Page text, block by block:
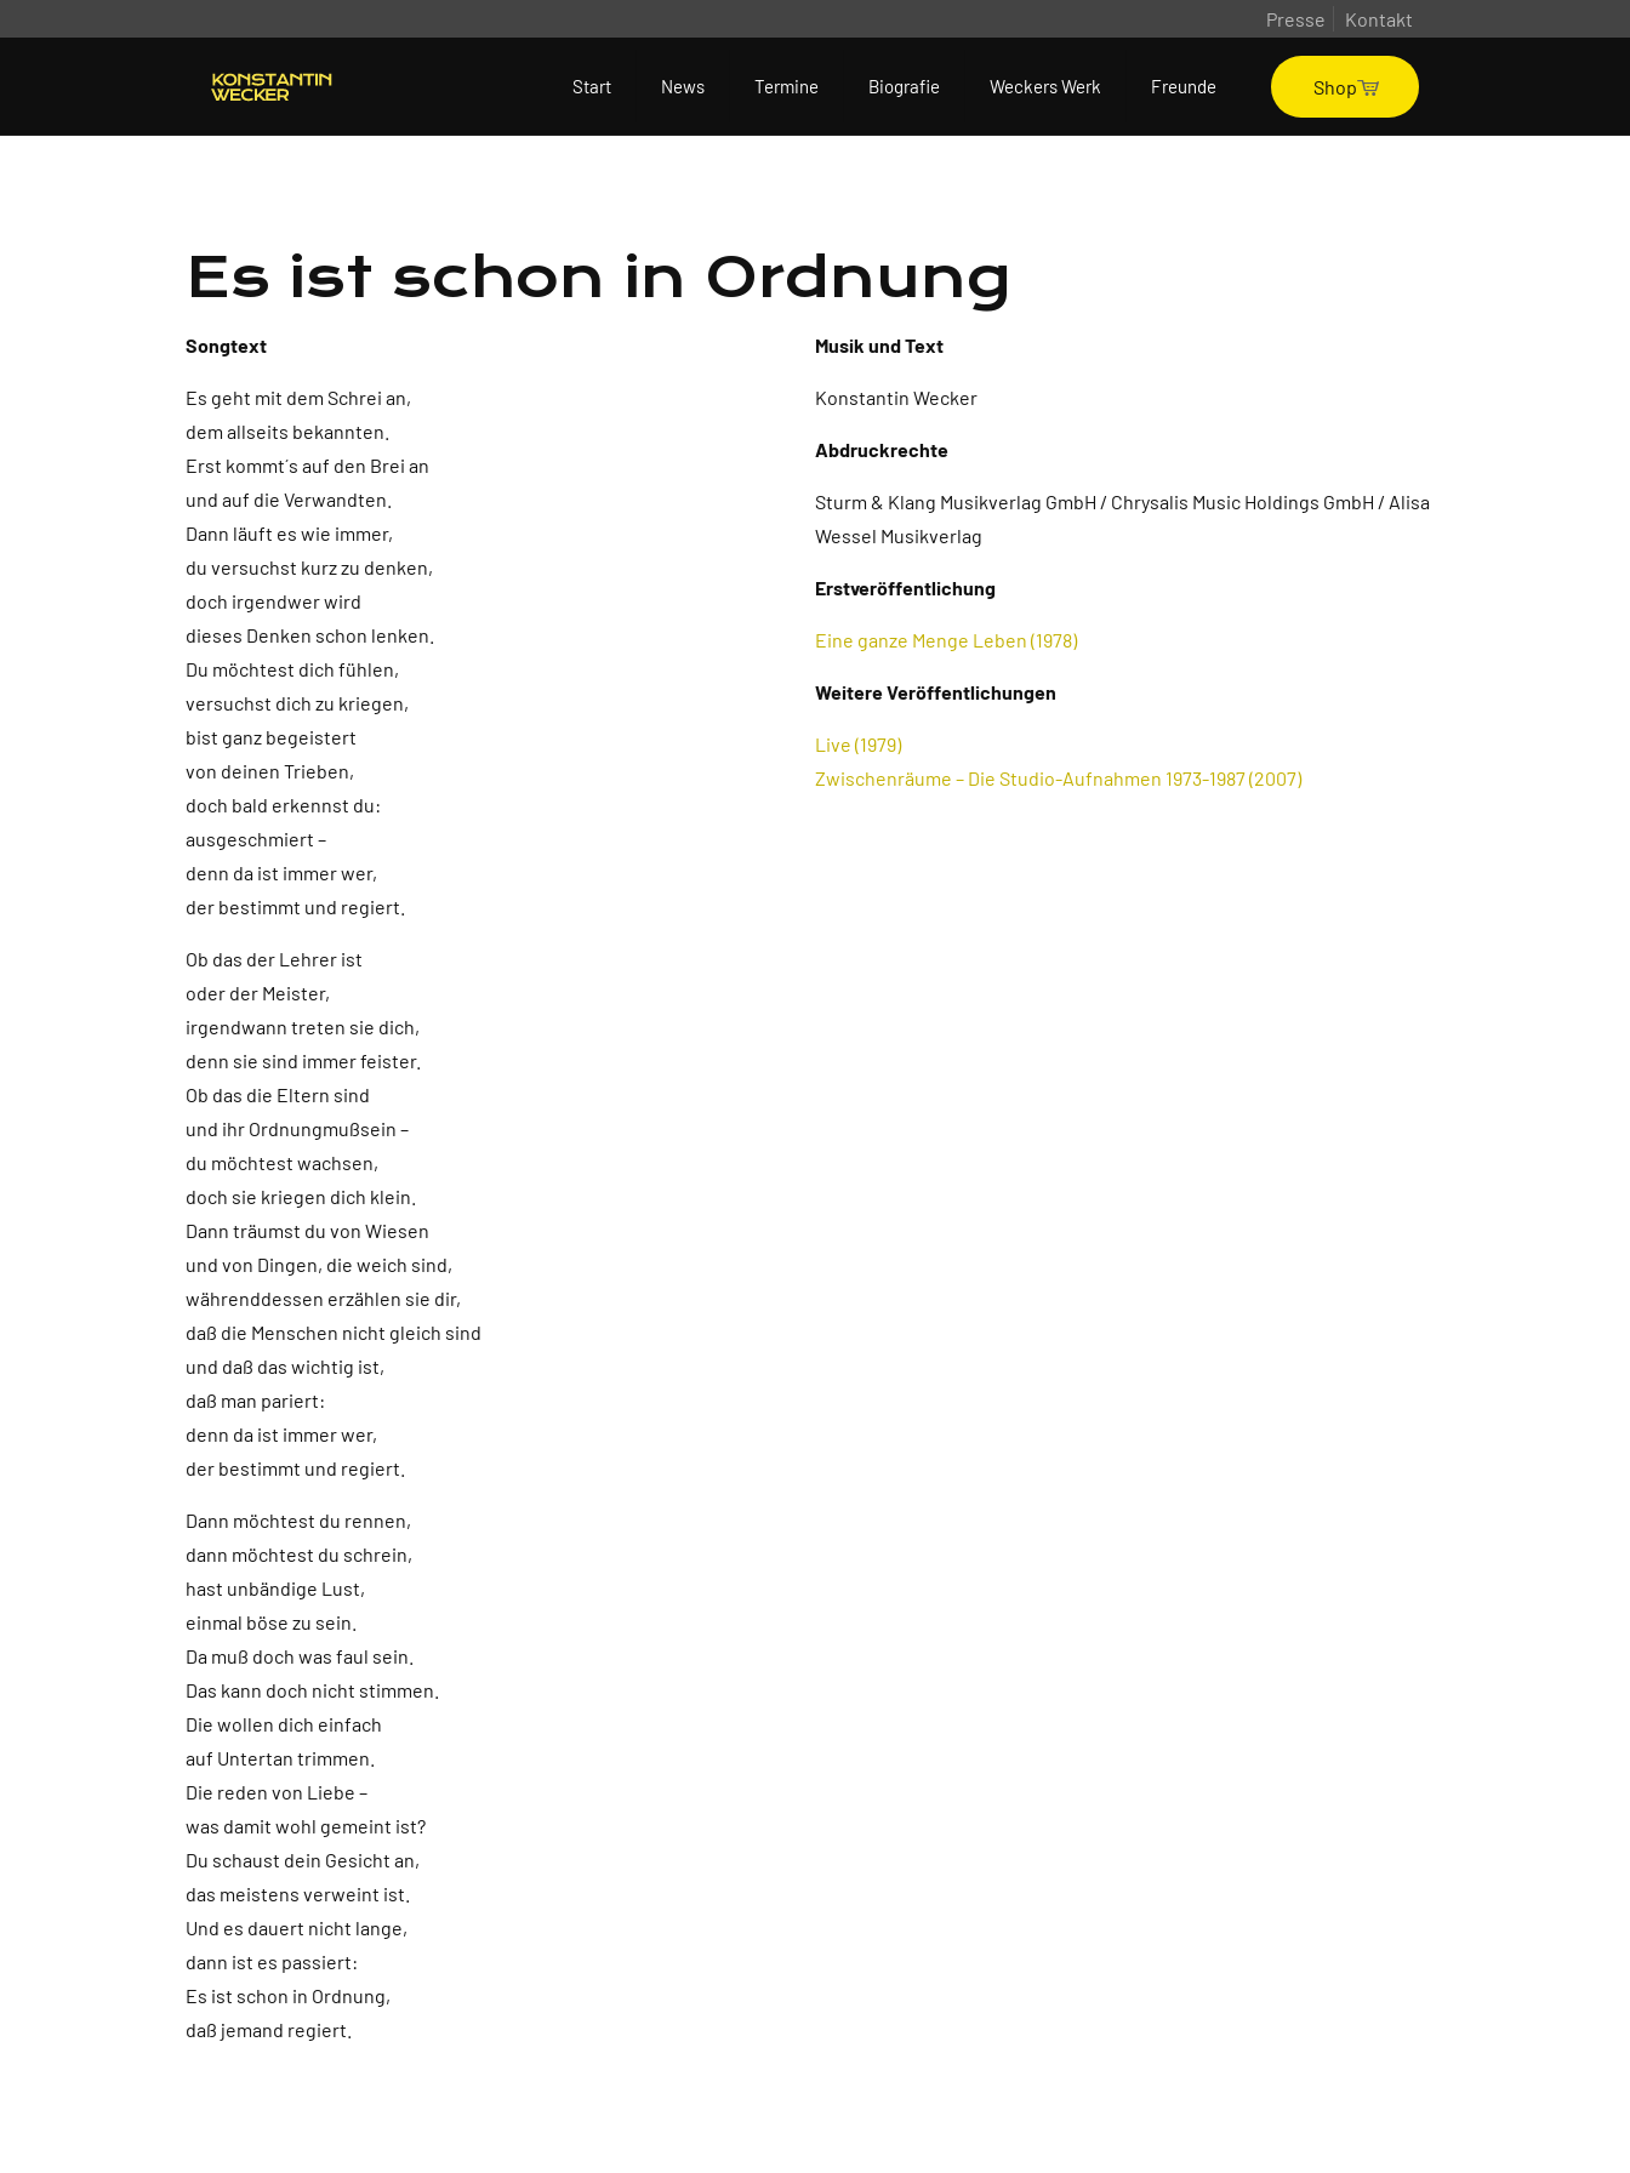
Presse Kontakt
Start News Termine Biografie Weckers Werk Freunde Shop
Es ist schon in Ordnung
Songtext
Es geht mit dem Schrei an,
dem allseits bekannten.
Erst kommt´s auf den Brei an
und auf die Verwandten.
Dann läuft es wie immer,
du versuchst kurz zu denken,
doch irgendwer wird
dieses Denken schon lenken.
Du möchtest dich fühlen,
versuchst dich zu kriegen,
bist ganz begeistert
von deinen Trieben,
doch bald erkennst du:
ausgeschmiert –
denn da ist immer wer,
der bestimmt und regiert.
Ob das der Lehrer ist
oder der Meister,
irgendwann treten sie dich,
denn sie sind immer feister.
Ob das die Eltern sind
und ihr Ordnungmußsein –
du möchtest wachsen,
doch sie kriegen dich klein.
Dann träumst du von Wiesen
und von Dingen, die weich sind,
währenddessen erzählen sie dir,
daß die Menschen nicht gleich sind
und daß das wichtig ist,
daß man pariert:
denn da ist immer wer,
der bestimmt und regiert.
Dann möchtest du rennen,
dann möchtest du schrein,
hast unbändige Lust,
einmal böse zu sein.
Da muß doch was faul sein.
Das kann doch nicht stimmen.
Die wollen dich einfach
auf Untertan trimmen.
Die reden von Liebe –
was damit wohl gemeint ist?
Du schaust dein Gesicht an,
das meistens verweint ist.
Und es dauert nicht lange,
dann ist es passiert:
Es ist schon in Ordnung,
daß jemand regiert.
Musik und Text
Konstantin Wecker
Abdruckrechte
Sturm & Klang Musikverlag GmbH / Chrysalis Music Holdings GmbH / Alisa
Wessel Musikverlag
Erstveröffentlichung
Eine ganze Menge Leben (1978)
Weitere Veröffentlichungen
Live (1979)
Zwischenräume – Die Studio-Aufnahmen 1973-1987 (2007)